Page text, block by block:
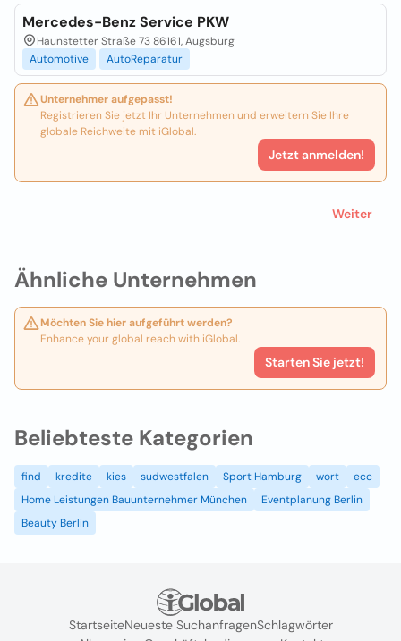
Ähnliche Unternehmen
Möchten Sie hier aufgeführt werden?
Enhance your global reach with iGlobal.
Starten Sie jetzt!
Mercedes-Benz Service PKW
Haunstetter Straße 73 86161, Augsburg
Automotive
AutoReparatur
Unternehmer aufgepasst!
Registrieren Sie jetzt Ihr Unternehmen und erweitern Sie Ihre
globale Reichweite mit iGlobal.
Jetzt anmelden!
Weiter
Beliebteste Kategorien
find kredite kies sudwestfalen Sport Hamburg wort
ecc
Home Leistungen Bauunternehmer München
Eventplanung Berlin
Beauty Berlin
StartseiteNeueste SuchanfragenSchlagwörter